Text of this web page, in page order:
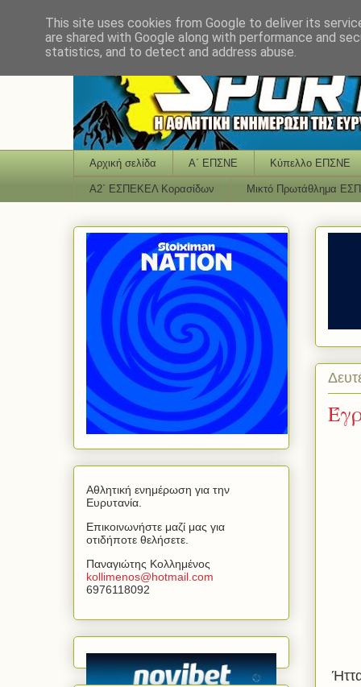
Αρχική σελίδα Α΄ ΕΠΣΝΕ Κύπελλο ΕΠΣΝΕ
Α2΄ ΕΣΠΕΚΕΛ Κορασίδων Μικτό Πρωτάθλημα
Αθλητική ενημέρωση για την
Ευρυτανία.
Επικοινωνήστε μαζί μας για
οτιδήποτε θελήσετε.
Παναγιώτης Κολλημένος
kollimenos@hotmail com
6976118092
This site uses cookies from Google to deliver its
are shared with Google along with performance and
statistics, and to detect and address abuse.